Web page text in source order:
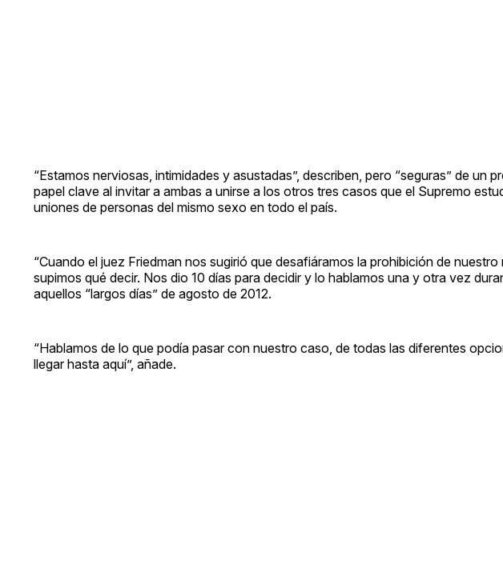
“Estamos nerviosas, intimidades y asustadas”, describen, pero “seguras” de un
papel clave al invitar a ambas a unirse a los otros tres casos que el Supremo
uniones de personas del mismo sexo en todo el país.
“Cuando el juez Friedman nos sugirió que desafiáramos la prohibición de
supimos qué decir. Nos dio 10 días para decidir y lo hablamos una y otra vez
aquellos “largos días” de agosto de 2012.
“Hablamos de lo que podía pasar con nuestro caso, de todas las diferentes
llegar hasta aquí”, añade.